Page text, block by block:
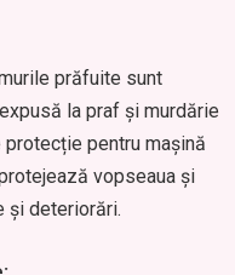
prăfuite sunt
la praf și murdărie
pentru mașină
vopseaua și
și deteriorări.